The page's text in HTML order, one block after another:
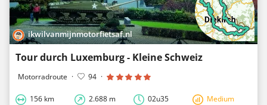
ikwilvanmijnmotorfietsaf.nl
Tour durch Luxemburg - Kleine Schweiz
Motorradroute · 94 ·
156 km 2.688 m 02u35 Medium